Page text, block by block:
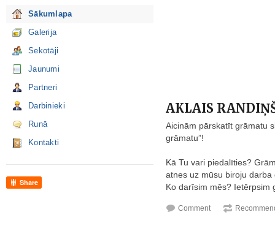
Sākumlapa
Galerija
Sekotāji
Jaunumi
Partneri
Darbinieki
Runā
Kontakti
Share
AKLAIS
Aicinām pārskatīt grāmatu
grāmatu”!
Kā Tu vari piedalīties?
atnes uz mūsu biroju
Ko darīsim mēs? Ietērpsim
Comment